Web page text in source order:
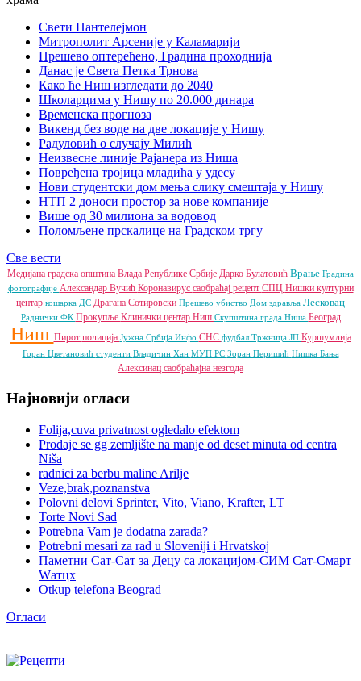
Свети Пантелејмон
Митрополит Арсеније у Каламарији
Прешево оптерећено, Градина проходнија
Данас је Света Петка Трнова
Како ће Ниш изгледати до 2040
Школарцима у Нишу по 20.000 динара
Временска прогноза
Викенд без воде на две локације у Нишу
Радуловић о случају Милић
Неизвесне линије Рајанера из Ниша
Повређена тројица младића у удесу
Нови студентски дом мења слику смештаја у Нишу
НТП 2 доноси простор за нове компаније
Више од 30 милиона за водовод
Поломљене прскалице на Градском тргу
Све вести
Медијана градска општина Влада Републике Србије Дарко Булатовић Врање Градина
фотографије Александар Вучић Коронавирус саобраћај рецепт СПЦ Нишки културни
центар кошарка ДС Драгана Сотировски Прешево убиство Дом здравља Лесковац
Раднички ФК Прокупље Клинички центар Ниш Скупштина града Ниша Београд
Ниш Пирот полиција Јужна Србија Инфо СНС фудбал Тржница ЈП Куршумлија
Горан Цветановић студенти Владичин Хан МУП РС Зоран Перишић Нишка Бања
Алексинац саобраћајна незгода
Најновији огласи
Folija,cuva privatnost ogledalo efektom
Prodaje se gg zemljište na manje od deset minuta od centra
Niša
radnici za berbu maline Arilje
Veze,brak,poznanstva
Polovni delovi Sprinter, Vito, Viano, Krafter, LT
Torte Novi Sad
Potrebna Vam je dodatna zarada?
Potrebni mesari za rad u Sloveniji i Hrvatskoj
Паметни Сат-Сат за Децу са локацијом-СИМ Сат-Смарт
Wатцх
Otkup telefona Beograd
Огласи